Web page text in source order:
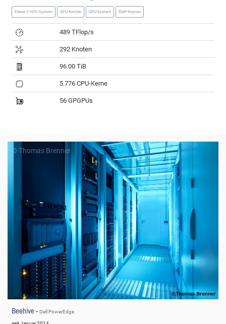
Ebene 3 HPC-System GPU-Knoten GPU-System SMP-Knoten
489 TFlop/s
292 Knoten
96.00 TiB
5.776 CPU-Kerne
56 GPGPUs
© Thomas Brenner
Beehive - Dell PowerEdge